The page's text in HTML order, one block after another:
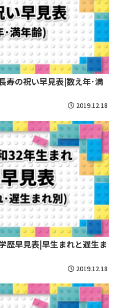
寿の祝い早見表|数え年･満
2019.12.18
歴早見表|早生まれと遅生ま
2019.12.18